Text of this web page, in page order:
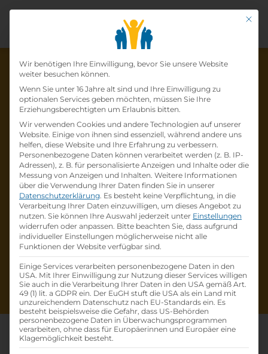
Die Lehrstelle wurde schon
besetzt!
Die LehrstelleLehrling
Systemgastronomiefachmann:Systemgastro
nomiefachfraubeiBILLA AGist schonbesetzt
Firmenprofil besuchen
Andere Lehrstelle suchen
Mit
Datenschutz-
Wir benötigen Ihre Einwilligung, bevor Sie unsere Website
weiter besuchen können.
Wenn Sie unter 16 Jahre alt sind und Ihre Einwilligung zu
optionalen Services geben möchten, müssen Sie Ihre
Erziehungsberechtigten um Erlaubnis bitten.
Wir verwenden Cookies und andere Technologien auf unserer
Website. Einige von ihnen sind essenziell, während andere uns
helfen, diese Website und Ihre Erfahrung zu verbessern.
Personenbezogene Daten können verarbeitet werden (z. B. IP-
Adressen), z. B. für personalisierte Anzeigen und Inhalte oder die
Messung von Anzeigen und Inhalten. Weitere Informationen
über die Verwendung Ihrer Daten finden Sie in unserer
Datenschutzerklärung. Es besteht keine Verpflichtung, in die
Verarbeitung Ihrer Daten einzuwilligen, um dieses Angebot zu
nutzen. Sie können Ihre Auswahl jederzeit unter Einstellungen
widerrufen oder anpassen. Bitte beachten Sie, dass aufgrund
individueller Einstellungen möglicherweise nicht alle
Funktionen der Website verfügbar sind.
Einige Services verarbeiten personenbezogene Daten in den
USA. Mit Ihrer Einwilligung zur Nutzung dieser Services willigen
Sie auch in die Verarbeitung Ihrer Daten in den USA gemäß Art.
49 (1) lit. a GDPR ein. Der EuGH stuft die USA als ein Land mit
unzureichendem Datenschutz nach EU-Standards ein. Es
besteht beispielsweise die Gefahr, dass US-Behörden
personenbezogene Daten in Überwachungsprogrammen
verarbeiten, ohne dass für Europäerinnen und Europäer eine
Klagemöglichkeit besteht.